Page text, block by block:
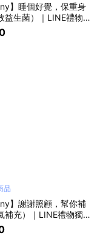
】睡個好覺，保重身
益生菌）｜LINE禮物獨
品
】謝謝照顧，幫你補
補充）｜LINE禮物獨家